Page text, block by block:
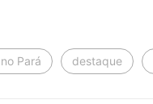
Pará destaque